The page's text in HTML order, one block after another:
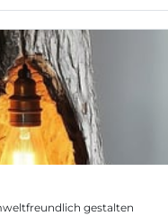
gestalten